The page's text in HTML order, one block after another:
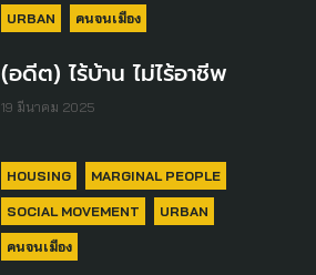
URBAN คนจนเมือง
(อดีต) ไร้บ้าน ไม่ไร้อาชีพ
19 มีนาคม 2025
HOUSING MARGINAL PEOPLE
SOCIAL MOVEMENT URBAN
คนจนเมือง